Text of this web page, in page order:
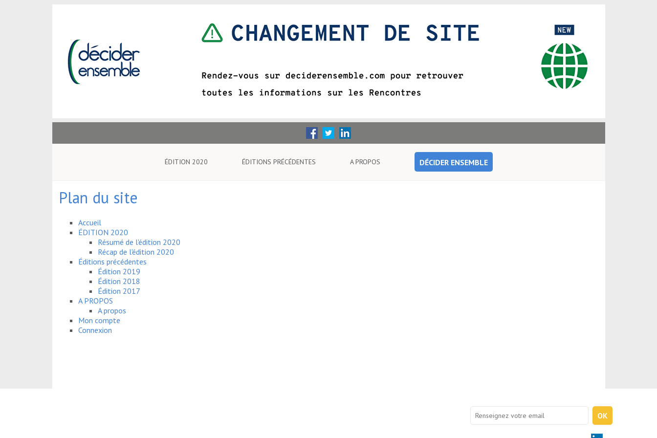
ÉDITION 2020 ÉDITIONS PRÉCÉDENTES A PROPOS DÉCIDER ENSEMBLE
Plan du site
Accueil
ÉDITION 2020
Résumé de l'édition 2020
Récap de l'édition 2020
Éditions précédentes
Édition 2019
Édition 2018
Édition 2017
A PROPOS
A propos
Mon compte
Connexion
OK